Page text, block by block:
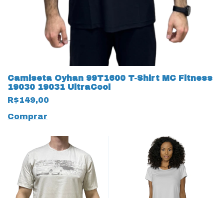
Camiseta Oyhan 99T1600 T-Shirt MC Fitness
19030 19031 UltraCool
R$149,00
Comprar